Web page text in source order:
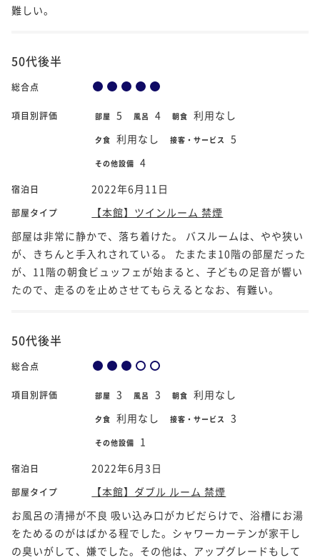
難しい。
50代後半
総合点
項目別評価 部屋 5 風呂 4 朝食 利用なし
夕食 利用なし 接客・サービス 5
その他設備 4
宿泊日 2022年6月11日
部屋タイプ
【本館】ツインルーム 禁煙
部屋は非常に静かで、落ち着けた。 バスルームは、やや狭い
が、きちんと手入れされている。 たまたま10階の部屋だった
が、11階の朝食ビュッフェが始まると、子どもの足音が響い
たので、走るのを止めさせてもらえるとなお、有難い。
50代後半
総合点
項目別評価 部屋 3 風呂 3 朝食 利用なし
夕食 利用なし 接客・サービス 3
その他設備 1
宿泊日 2022年6月3日
部屋タイプ
【本館】ダブル ルーム 禁煙
お風呂の清掃が不良 吸い込み口がカビだらけで、浴槽にお湯
をためるのがはばかる程でした。シャワーカーテンが家干し
の臭いがして、嫌でした。その他は、アップグレードもして